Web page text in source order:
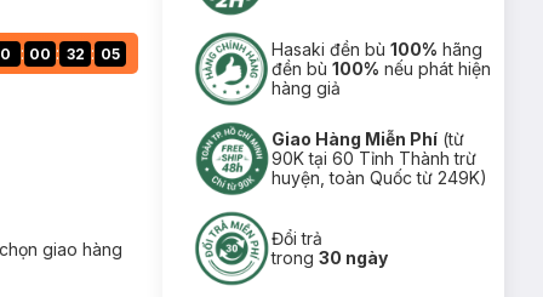
0 : 00 : 32 : 04
giao hàng
Hasaki đền bù100% hãng
đền bù100% nếu phát hiện
hàng giả
Giao Hàng Miễn Phí (từ
90K tại 60 Tỉnh Thành trừ
huyện, toàn Quốc từ 249K)
Đổi trả
trong30 ngày